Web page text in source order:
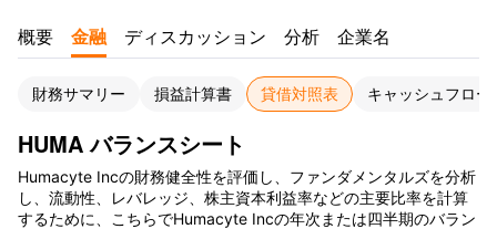
概要 金融 ディスカッション 分析 企業名
財務サマリー 損益計算書 貸借対照表 キャッシュフロー
HUMA バランスシート
Humacyte Incの財務健全性を評価し、ファンダメンタルズを分析
し、流動性、レバレッジ、株主資本利益率などの主要比率を計算
するために、こちらでHumacyte Incの年次または四半期のバラン